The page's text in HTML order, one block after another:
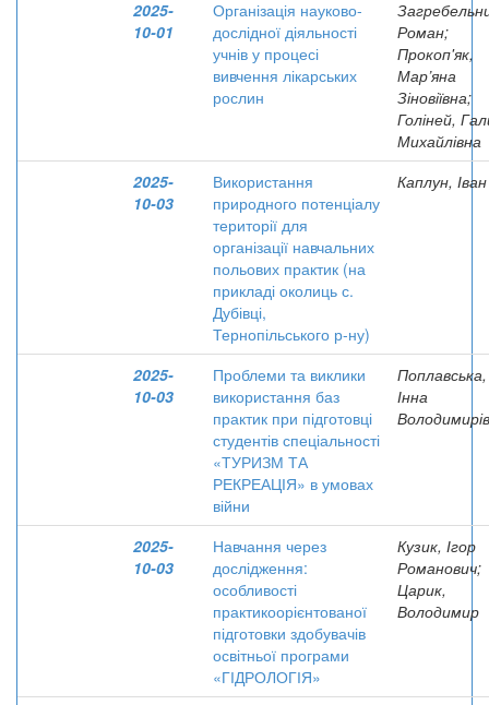
2025-
10-01
Організація науково-
дослідної діяльності
учнів у процесі
вивчення лікарських
рослин
Роман;
Прокоп'як,
Мар’яна
Зіновіївна;
Голіней,
Михайлівна
2025-
10-03
Використання
природного потенціалу
території для
організації навчальних
польових практик (на
прикладі околиць с.
Дубівці,
Тернопільського р-ну)
Каплун, Іван
2025-
10-03
Проблеми та виклики
використання баз
практик при підготовці
студентів спеціальності
«ТУРИЗМ ТА
РЕКРЕАЦІЯ» в умовах
війни
Поплавська,
Інна
2025-
10-03
Навчання через
дослідження:
особливості
практикоорієнтованої
підготовки здобувачів
освітньої програми
«ГІДРОЛОГІЯ»
Кузик, Ігор
Романович;
Царик,
Володимир